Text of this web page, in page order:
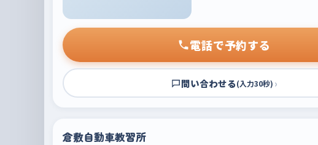
電話で予約する
問い合わせる(入力30秒) ›
倉敷自動車教習所